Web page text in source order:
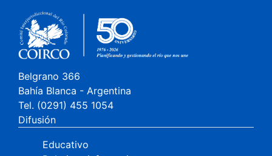
Belgrano 366
Bahía Blanca - Argentina
Tel. (0291) 455 1054
Difusión
Educativo